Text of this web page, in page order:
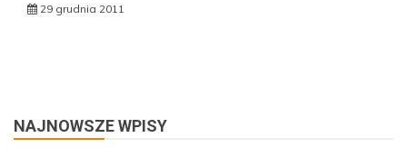
29 grudnia 2011
NAJNOWSZE WPISY